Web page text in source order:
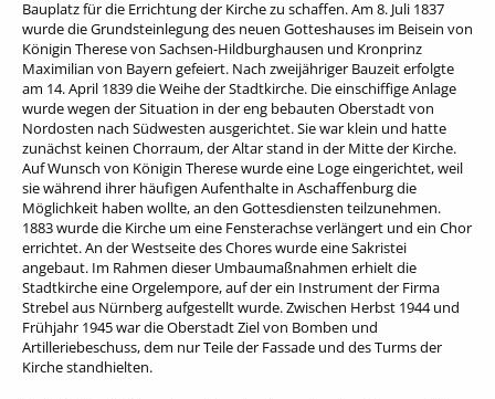
Bauplatz für die Errichtung der Kirche zu schaffen. Am 8. Juli 1837
wurde die Grundsteinlegung des neuen Gotteshauses im Beisein von
Königin Therese von Sachsen-Hildburghausen und Kronprinz
Maximilian von Bayern gefeiert. Nach zweijähriger Bauzeit erfolgte
am 14. April 1839 die Weihe der Stadtkirche. Die einschiffige Anlage
wurde wegen der Situation in der eng bebauten Oberstadt von
Nordosten nach Südwesten ausgerichtet. Sie war klein und hatte
zunächst keinen Chorraum, der Altar stand in der Mitte der Kirche.
Auf Wunsch von Königin Therese wurde eine Loge eingerichtet, weil
sie während ihrer häufigen Aufenthalte in Aschaffenburg die
Möglichkeit haben wollte, an den Gottesdiensten teilzunehmen.
1883 wurde die Kirche um eine Fensterachse verlängert und ein Chor
errichtet. An der Westseite des Chores wurde eine Sakristei
angebaut. Im Rahmen dieser Umbaumaßnahmen erhielt die
Stadtkirche eine Orgelempore, auf der ein Instrument der Firma
Strebel aus Nürnberg aufgestellt wurde. Zwischen Herbst 1944 und
Frühjahr 1945 war die Oberstadt Ziel von Bomben und
Artilleriebeschuss, dem nur Teile der Fassade und des Turms der
Kirche standhielten.